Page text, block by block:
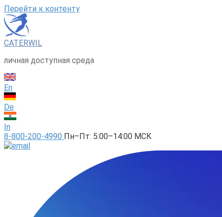
Перейти к контенту
CATERWIL
личная доступная среда
En
De
In
8-800-200-4990 Пн–Пт: 5:00–14:00 МСК